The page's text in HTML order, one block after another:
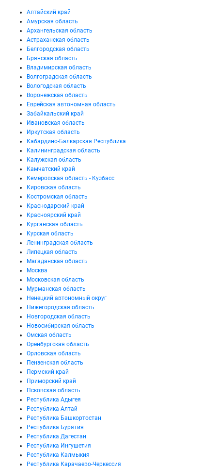
Алтайский край
Амурская область
Архангельская область
Астраханская область
Белгородская область
Брянская область
Владимирская область
Волгоградская область
Вологодская область
Воронежская область
Еврейская автономная область
Забайкальский край
Ивановская область
Иркутская область
Кабардино-Балкарская Республика
Калининградская область
Калужская область
Камчатский край
Кемеровская область - Кузбасс
Кировская область
Костромская область
Краснодарский край
Красноярский край
Курганская область
Курская область
Ленинградская область
Липецкая область
Магаданская область
Москва
Московская область
Мурманская область
Ненецкий автономный округ
Нижегородская область
Новгородская область
Новосибирская область
Омская область
Оренбургская область
Орловская область
Пензенская область
Пермский край
Приморский край
Псковская область
Республика Адыгея
Республика Алтай
Республика Башкортостан
Республика Бурятия
Республика Дагестан
Республика Ингушетия
Республика Калмыкия
Республика Карачаево-Черкессия